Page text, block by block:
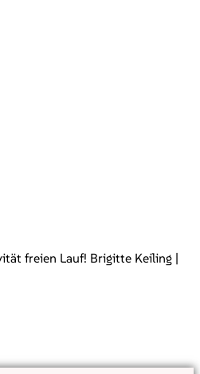
freien Lauf! Brigitte Keiling |